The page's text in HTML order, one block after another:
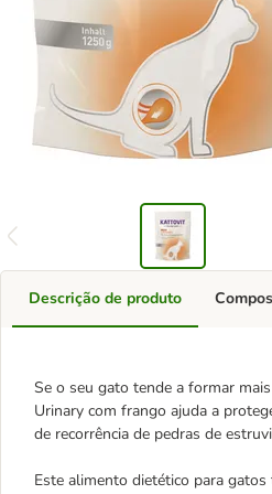
Descrição de produto
Se o seu gato tende a formar
Urinary com frango ajuda a
de recorrência de pedras de
Este alimento dietético para gatos